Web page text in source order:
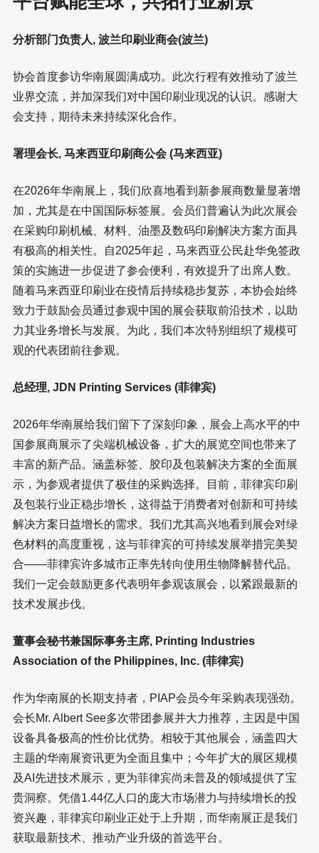
分析部门负责人, 波兰印刷业商会(波兰)
协会首度参访华南展圆满成功。此次行程有效推动了波兰
业界交流，并加深我们对中国印刷业现况的认识。感谢大
会支持，期待未来持续深化合作。
署理会长, 马来西亚印刷商公会 (马来西亚)
在2026年华南展上，我们欣喜地看到新参展商数量显著增
加，尤其是在中国国际标签展。会员们普遍认为此次展会
在采购印刷机械、材料、油墨及数码印刷解决方案方面具
有极高的相关性。自2025年起，马来西亚公民赴华免签政
策的实施进一步促进了参会便利，有效提升了出席人数。
随着马来西亚印刷业在疫情后持续稳步复苏，本协会始终
致力于鼓励会员通过参观中国的展会获取前沿技术，以助
力其业务增长与发展。为此，我们本次特别组织了规模可
观的代表团前往参观。
总经理, JDN Printing Services (菲律宾)
2026年华南展给我们留下了深刻印象，展会上高水平的中
国参展商展示了尖端机械设备，扩大的展览空间也带来了
丰富的新产品。涵盖标签、胶印及包装解决方案的全面展
示，为参观者提供了极佳的采购选择。目前，菲律宾印刷
及包装行业正稳步增长，这得益于消费者对创新和可持续
解决方案日益增长的需求。我们尤其高兴地看到展会对绿
色材料的高度重视，这与菲律宾的可持续发展举措完美契
合——菲律宾许多城市正率先转向使用生物降解替代品。
我们一定会鼓励更多代表明年参观该展会，以紧跟最新的
技术发展步伐。
董事会秘书兼国际事务主席, Printing Industries
Association of the Philippines, Inc. (菲律宾)
作为华南展的长期支持者，PIAP会员今年采购表现强劲。
会长Mr. Albert See多次带团参展并大力推荐，主因是中国
设备具备极高的性价比优势。相较于其他展会，涵盖四大
主题的华南展资讯更为全面且集中；今年扩大的展区规模
及AI先进技术展示，更为菲律宾尚未普及的领域提供了宝
贵洞察。凭借1.44亿人口的庞大市场潜力与持续增长的投
资兴趣，菲律宾印刷业正处于上升期，而华南展正是我们
获取最新技术、推动产业升级的首选平台。